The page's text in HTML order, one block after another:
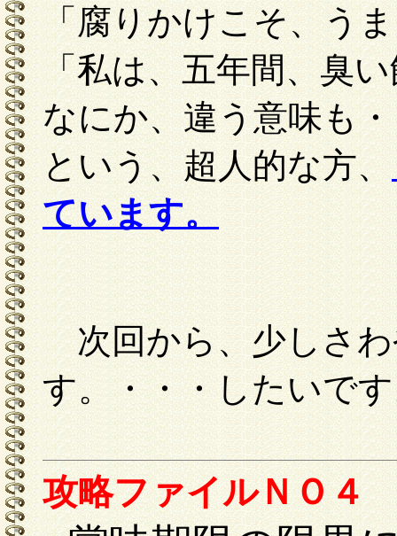
「腐りかけこそ、う
「私は、五年間、
なにか、違う意味も
という、超人的な方、
ています。
次回から、少しさわ
す。・・・したいで
攻略ファイルＮＯ４